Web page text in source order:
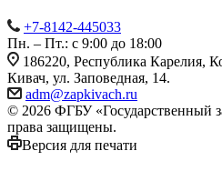
+7-8142-445033
Пн. – Пт.: с 9:00 до 18:00
186220, Республика Карелия,
Кивач, ул. Заповедная, 14.
adm@zapkivach.ru
© 2026 ФГБУ «Государственный
права защищены.
Версия для печати